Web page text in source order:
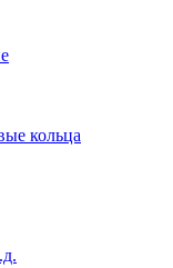
кольца